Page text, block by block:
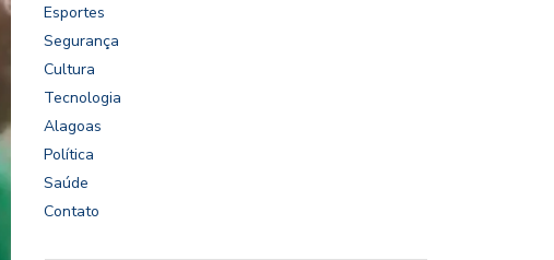
Esportes
Segurança
Cultura
Tecnologia
Alagoas
Política
Saúde
Contato